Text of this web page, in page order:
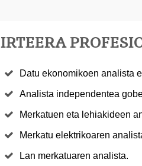
IRTEERA
Datu ekonomikoen analista
Analista independentea
Merkatuen eta lehiakideen
Merkatu elektrikoaren
Lan merkatuaren analista.